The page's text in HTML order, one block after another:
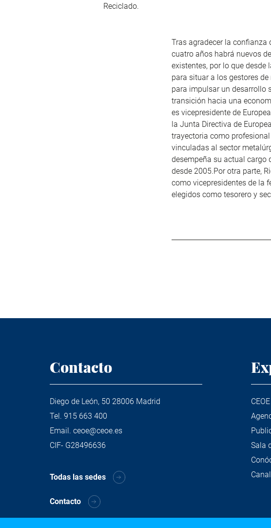
Reciclado.
Tras agradecer la confianza
cuatro años habrá nuevos
existentes, por lo que
para situar a los gestores
para impulsar un desarrollo
transición hacia una
es vicepresidente de
la Junta Directiva de
trayectoria como
vinculadas al sector
desempeña su actual cargo
desde 2005.Por otra parte,
como vicepresidentes de la
elegidos como tesorero y
Contacto
Diego de León, 50 28006 Madrid
Tel. 915 663 400
Email. ceoe@ceoe.es
CIF- G28496636
Todas las sedes
Contacto
Sala